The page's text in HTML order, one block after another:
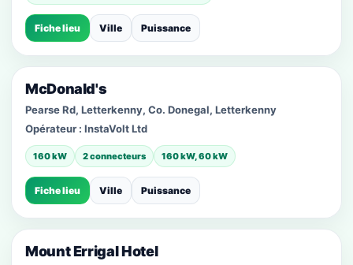
Fiche lieu Ville Puissance
McDonald's
Pearse Rd, Letterkenny, Co. Donegal, Letterkenny
Opérateur : InstaVolt Ltd
160 kW 2 connecteurs 160 kW, 60 kW
Fiche lieu Ville Puissance
Mount Errigal Hotel